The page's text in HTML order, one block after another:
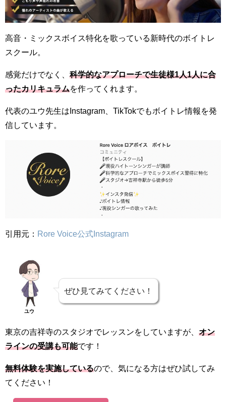
高音・ミックスボイス特化を歌っている新時代のボイトレ
スクール。
感覚だけでなく、 科学的なアプローチで生徒様1人1人に合
ったカリキュラムを作ってくれます。
代表のユウ先生はInstagram、TikTokでもボイトレ情報を発
信しています。
引用元： Rore Voice公式Instagram
ユウ
ぜひ見てみてください！
東京の吉祥寺のスタジオでレッスンをしていますが、 オン
ラインの受講も可能です！
無料体験を実施しているので、気になる方はぜひ試してみ
てください！